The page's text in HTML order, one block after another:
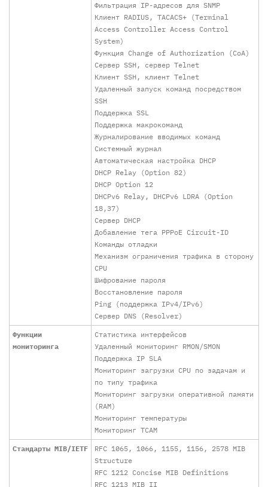
Фильтрация IP-адресов для SNMP
Клиент RADIUS, TACACS+ (Terminal
Access Controller Access Control
System)
Функция Change of Authorization (CoA)
Сервер SSH, сервер Telnet
Клиент SSH, клиент Telnet
Удаленный запуск команд посредством
SSH
Поддержка SSL
Поддержка макрокоманд
Журналирование вводимых команд
Системный журнал
Автоматическая настройка DHCP
DHCP Relay (Option 82)
DHCP Option 12
DHCPv6 Relay, DHCPv6 LDRA (Option
18,37)
Сервер DHCP
Добавление тега PPPoE Circuit-ID
Команды отладки
Механизм ограничения трафика в сторону
CPU
Шифрование пароля
Восстановление пароля
Ping (поддержка IPv4/IPv6)
Сервер DNS (Resolver)
Функции
мониторинга
Статистика интерфейсов
Удаленный мониторинг RMON/SMON
Поддержка IP SLA
Мониторинг загрузки CPU по задачам и
по типу трафика
Мониторинг загрузки оперативной памяти
(RAM)
Мониторинг температуры
Мониторинг TCAM
Стандарты MIB/IETF
RFC 1065, 1066, 1155, 1156, 2578 MIB
Structure
RFC 1212 Concise MIB Definitions
RFC 1213 MIB II